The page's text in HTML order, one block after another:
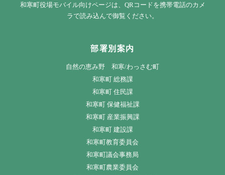
和寒町役場モバイル向けページは、QRコードを携帯電話のカメ
ラで読み込んで御覧ください。
部署別案内
自然の恵み野 和寒/わっさむ町
和寒町 総務課
和寒町 住民課
和寒町 保健福祉課
和寒町 産業振興課
和寒町 建設課
和寒町教育委員会
和寒町議会事務局
和寒町農業委員会